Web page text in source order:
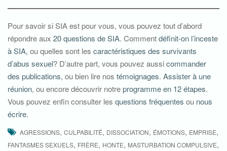
Pour savoir si SIA est pour vous, vous pouvez tout d’abord
répondre aux 20 questions de SIA. Commentdéfinit-on l’inceste
à SIA, ou quelles sont les caractéristiques des survivants
d’abus sexuel? D’autre part, vous pouvez aussicommander
des publications, ou bien lire nos témoignages. Assister à une
réunion, ou encore découvrir notreprogramme en 12 étapes.
Vous pouvez enfin consulter les questions fréquentes ou nous
écrire.
AGRESSIONS, CULPABILITÉ, DISSOCIATION, ÉMOTIONS, EMPRISE,
FANTASMES SEXUELS, FRÈRE, HONTE, MASTURBATION COMPULSIVE,